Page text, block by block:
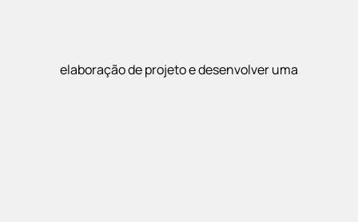
elaboração de projeto e desenvolver uma